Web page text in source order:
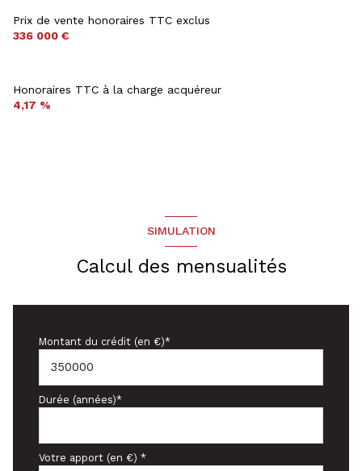
Prix de vente honoraires TTC exclus
336 000 €
Honoraires TTC à la charge acquéreur
4,17 %
SIMULATION
Calcul des mensualités
Montant du crédit (en €)*
Durée (années)*
Votre apport (en €) *